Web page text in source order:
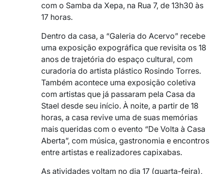
com o Samba da Xepa, na Rua 7, de 13h30 às
17 horas.
Dentro da casa, a “Galeria do Acervo” recebe
uma exposição expográfica que revisita os 18
anos de trajetória do espaço cultural, com
curadoria do artista plástico Rosindo Torres.
Também acontece uma exposição coletiva
com artistas que já passaram pela Casa da
Stael desde seu início. À noite, a partir de 18
horas, a casa revive uma de suas memórias
mais queridas com o evento “De Volta à Casa
Aberta”, com música, gastronomia e encontros
entre artistas e realizadores capixabas.
As atividades voltam no dia 17 (quarta-feira),